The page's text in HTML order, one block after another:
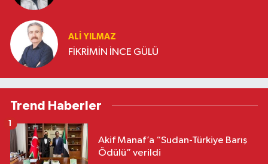
ALI YILMAZ
FİKRİMİN İNCE GÜLÜ
Trend Haberler
Akif Manaf’a “Sudan-Türkiye Barış
Ödülü” verildi
1